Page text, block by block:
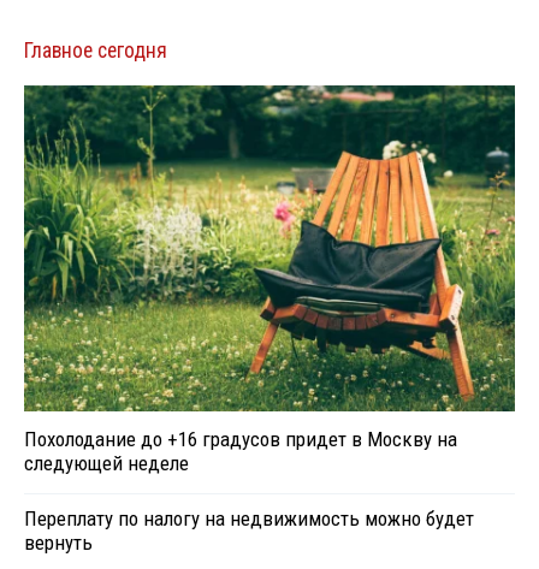
Главное сегодня
Похолодание до +16 градусов придет в Москву на
следующей неделе
Переплату по налогу на недвижимость можно будет
вернуть